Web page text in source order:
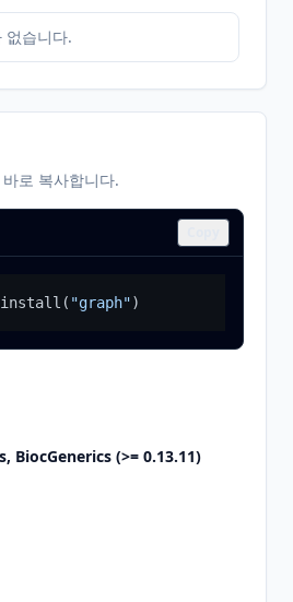
없습니다.
로 복사합니다.
install ( "graph")
BiocGenerics (>= 0.13.11)